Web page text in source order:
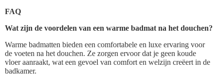
FAQ
Wat zijn de voordelen van een warme badmat na het douchen?
Warme badmatten bieden een comfortabele en luxe ervaring voor
de voeten na het douchen. Ze zorgen ervoor dat je geen koude
vloer aanraakt, wat een gevoel van comfort en welzijn creëert in de
badkamer.